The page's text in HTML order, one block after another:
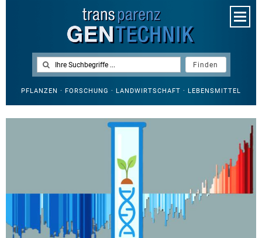
PFLANZEN · FORSCHUNG · LANDWIRTSCHAFT · LEBENSMITTEL